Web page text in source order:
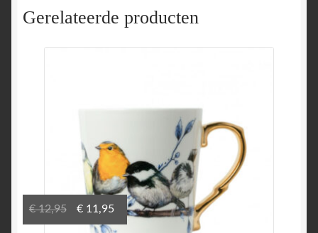
Gerelateerde producten
€12,95
Oorspronkelijke
prijs
€11,95Huidige
prijs